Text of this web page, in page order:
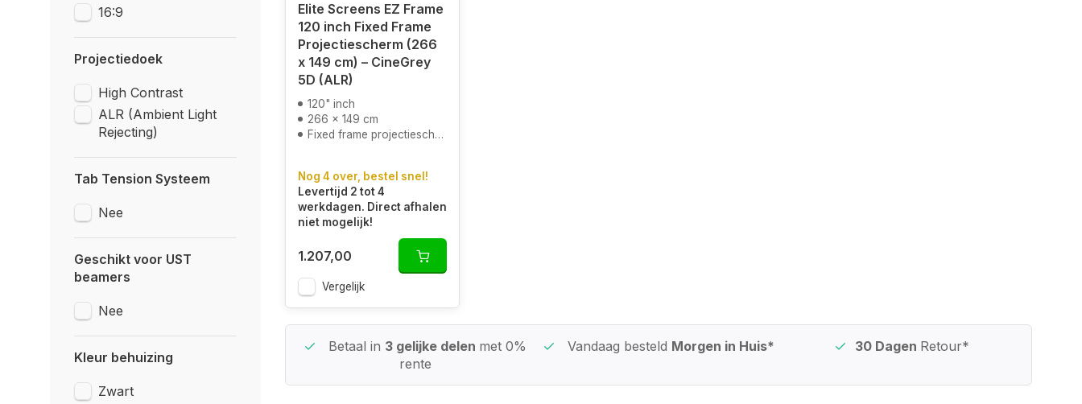
16:9
Projectiedoek
High Contrast
ALR (Ambient Light
Rejecting)
Tab Tension Systeem
Nee
Geschikt voor UST
beamers
Nee
Kleur behuizing
Zwart
Elite Screens EZ Frame
120 inch Fixed Frame
Projectiescherm (266
x 149 cm) – CineGrey
5D (ALR)
120" inch
266 x 149 cm
Fixed frame projectiescherm (ALR)
Nog 4 over, bestel snel!
Levertijd 2 tot 4
werkdagen. Direct afhalen
niet mogelijk!
1.207,00
Vergelijk
Betaal in 3 gelijke delen met 0%
rente
Vandaag besteld Morgen in Huis* 30 Dagen Retour*